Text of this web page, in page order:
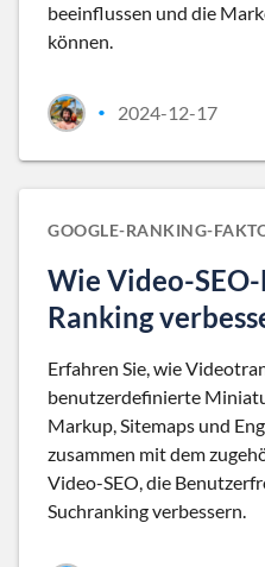
beeinflussen und die
können.
• 2024-12-17
GOOGLE-RANKING-
Wie Video-
Ranking
Erfahren Sie, wie
benutzerdefinierte
Markup, Sitemaps und
zusammen mit dem
Video-SEO, die
Suchranking verbessern.